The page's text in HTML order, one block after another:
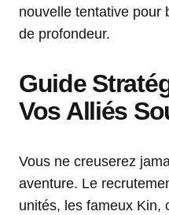
nouvelle tentative pour
de profondeur.
Guide
Vos Alliés
Vous ne creuserez
aventure. Le
unités, les fameux Kin,